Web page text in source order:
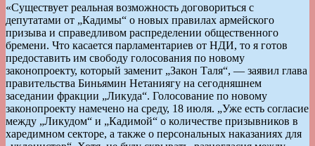
«Существует реальная возможность договориться с
депутатами от „Кадимы“ о новых правилах армейского
призыва и справедливом распределении общественного
бремени. Что касается парламентариев от НДИ, то я готов
предоставить им свободу голосования по новому
законопроекту, который заменит „Закон Таля“, — заявил глава
правительства Биньямин Нетаниягу на сегодняшнем
заседании фракции „Ликуда“. Голосование по новому
законопроекту намечено на среду, 18 июля. „Уже есть согласие
между „Ликудом“ и „Кадимой“ о количестве призывников в
харедимном секторе, а также о персональных наказаниях для